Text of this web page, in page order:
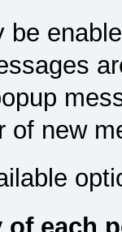
be
of new